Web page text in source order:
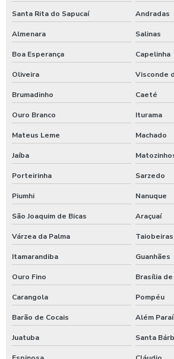
Posto de lavagem de caminhões
Preço de controlador de banho
Produto para higienização interna de veiculos
Produtos para lavagem de caminhões
Produtos para limpeza interna automotiva
Shampoo carros com cera
Shampoo para lavagem de carros
Shampoo de lavar carros
Shampoozeira a ar
Shampoozeira automotiva
Shampoozeira automotiva manual
Shampoozeira automotiva pneumática
Shampoozeira automotiva profissional
Santa Rita do Sapucaí Andradas
Almenara Salinas
Boa Esperança Capelinha
Oliveira Visconde
Brumadinho Caeté
Ouro Branco Iturama
Mateus Leme Machado
Jaíba
Porteirinha Sarzedo
Piumhi Nanuque
São Joaquim de Bicas Araçuaí
Várzea da Palma Taiobeiras
Itamarandiba Guanhães
Ouro Fino Brasília de
Carangola Pompéu
Barão de Cocais Além
Juatuba Santa